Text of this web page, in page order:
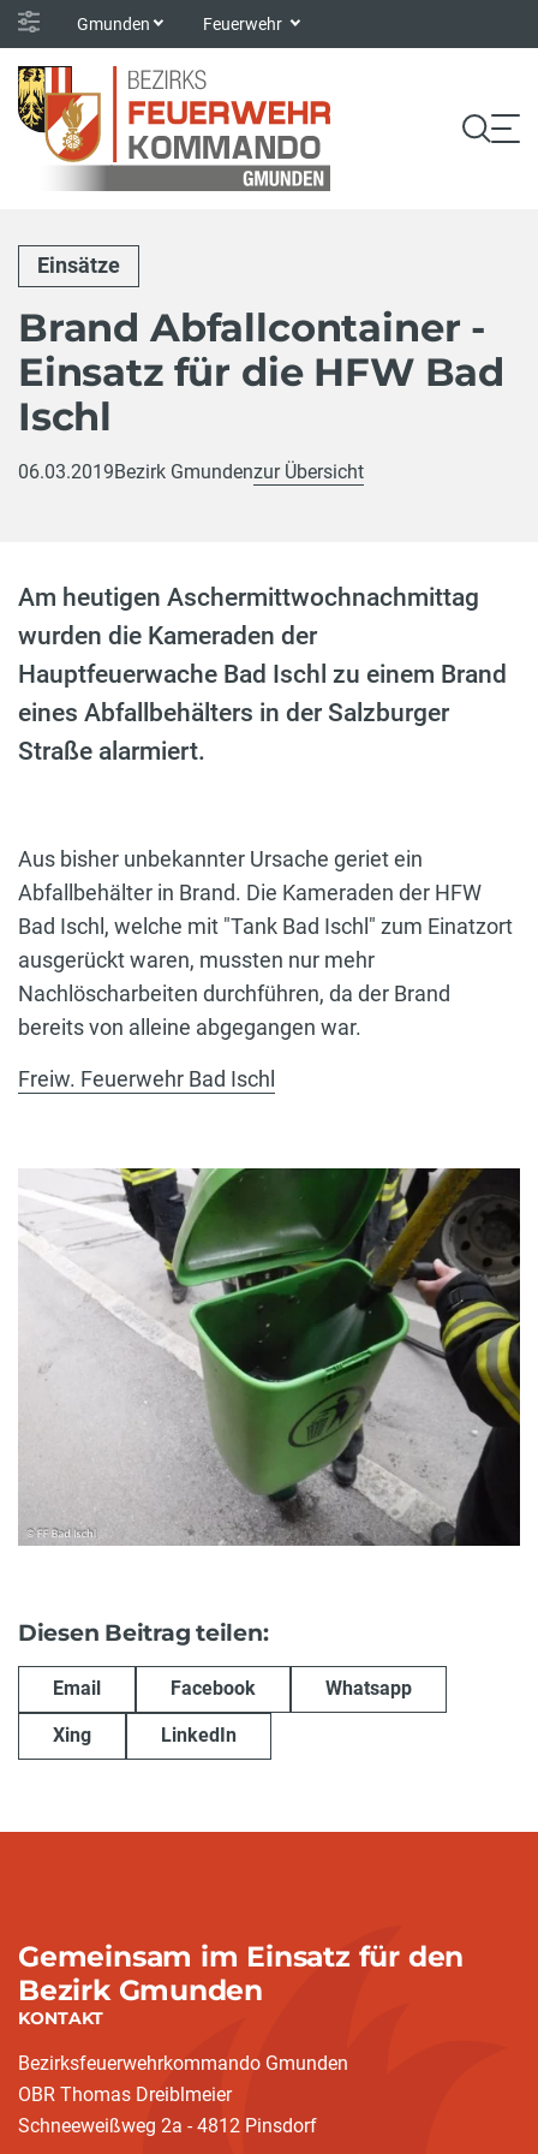
Gmunden Feuerwehr
Einsätze
Brand Abfallcontainer -
Einsatz für die HFW Bad
Ischl
06.03.2019Bezirk Gmundenzur Übersicht
Am heutigen Aschermittwochnachmittag
wurden die Kameraden der
Hauptfeuerwache Bad Ischl zu einem Brand
eines Abfallbehälters in der Salzburger
Straße alarmiert.
Aus bisher unbekannter Ursache geriet ein
Abfallbehälter in Brand. Die Kameraden der HFW
Bad Ischl, welche mit "Tank Bad Ischl" zum Einatzort
ausgerückt waren, mussten nur mehr
Nachlöscharbeiten durchführen, da der Brand
bereits von alleine abgegangen war.
Freiw. Feuerwehr Bad Ischl
Diesen Beitrag teilen:
Email Facebook Whatsapp
Xing LinkedIn
Gemeinsam im Einsatz für den
Bezirk Gmunden
KONTAKT
Bezirksfeuerwehrkommando Gmunden
OBR Thomas Dreiblmeier
Schneeweißweg 2a - 4812 Pinsdorf